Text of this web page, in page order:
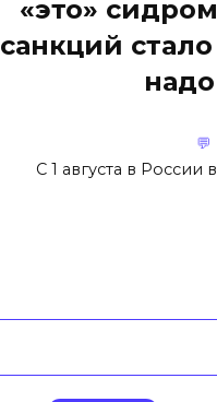
«это»
санкций
С 1 августа в России